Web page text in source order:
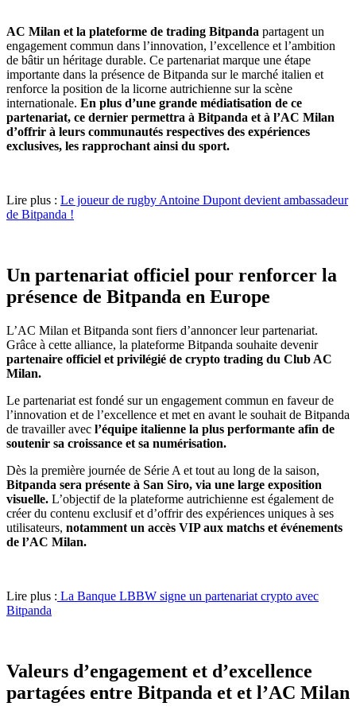
AC Milan et la plateforme de trading Bitpanda partagent un
engagement commun dans l’innovation, l’excellence et l’ambition
de bâtir un héritage durable. Ce partenariat marque une étape
importante dans la présence de Bitpanda sur le marché italien et
renforce la position de la licorne autrichienne sur la scène
internationale. En plus d’une grande médiatisation de ce
partenariat, ce dernier permettra à Bitpanda et à l’AC Milan
d’offrir à leurs communautés respectives des expériences
exclusives, les rapprochant ainsi du sport.
Lire plus : Le joueur de rugby Antoine Dupont devient ambassadeur
de Bitpanda !
Un partenariat officiel pour renforcer la
présence de Bitpanda en Europe
L’AC Milan et Bitpanda sont fiers d’annoncer leur partenariat.
Grâce à cette alliance, la plateforme Bitpanda souhaite devenir
partenaire officiel et privilégié de crypto trading du Club AC
Milan.
Le partenariat est fondé sur un engagement commun en faveur de
l’innovation et de l’excellence et met en avant le souhait de Bitpanda
de travailler avec l’équipe italienne la plus performante afin de
soutenir sa croissance et sa numérisation.
Dès la première journée de Série A et tout au long de la saison,
Bitpanda sera présente à San Siro, via une large exposition
visuelle. L’objectif de la plateforme autrichienne est également de
créer du contenu exclusif et d’offrir des expériences uniques à ses
utilisateurs, notamment un accès VIP aux matchs et événements
de l’AC Milan.
Lire plus : La Banque LBBW signe un partenariat crypto avec
Bitpanda
Valeurs d’engagement et d’excellence
partagées entre Bitpanda et et l’AC Milan